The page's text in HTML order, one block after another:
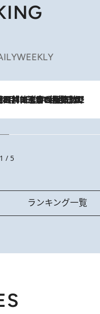
WEEKLY
1 / 5
ランキング一覧